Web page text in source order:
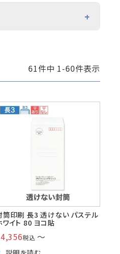
61件中 1-60件表示
筒印刷 長3 透けない パステル
ワイト 80 ヨコ貼
4,356税込 〜